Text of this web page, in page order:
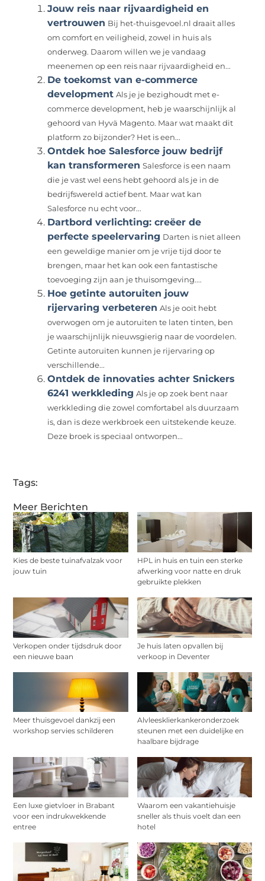
Meer Berichten
Kies de beste tuinafvalzak voor
jouw tuin
HPL in huis en tuin een sterke
afwerking voor natte en druk
gebruikte plekken
Verkopen onder tijdsdruk door
een nieuwe baan
Je huis laten opvallen bij
verkoop in Deventer
Meer thuisgevoel dankzij een
workshop servies schilderen
Alvleesklierkankeronderzoek
steunen met een duidelijke en
haalbare bijdrage
Een luxe gietvloer in Brabant
voor een indrukwekkende
entree
Waarom een vakantiehuisje
sneller als thuis voelt dan een
hotel
Jouw reis naar rijvaardigheid en
vertrouwen Bij het-thuisgevoel.nl draait alles
om comfort en veiligheid, zowel in huis als
onderweg. Daarom willen we je vandaag
meenemen op een reis naar rijvaardigheid en...
De toekomst van e-commerce
development Als je je bezighoudt met e-
commerce development, heb je waarschijnlijk al
gehoord van Hyvä Magento. Maar wat maakt dit
platform zo bijzonder? Het is een...
Ontdek hoe Salesforce jouw bedrijf
kan transformeren Salesforce is een naam
die je vast wel eens hebt gehoord als je in de
bedrijfswereld actief bent. Maar wat kan
Salesforce nu echt voor...
Dartbord verlichting: creëer de
perfecte speelervaring Darten is niet alleen
een geweldige manier om je vrije tijd door te
brengen, maar het kan ook een fantastische
toevoeging zijn aan je thuisomgeving....
Hoe getinte autoruiten jouw
rijervaring verbeteren Als je ooit hebt
overwogen om je autoruiten te laten tinten, ben
je waarschijnlijk nieuwsgierig naar de voordelen.
Getinte autoruiten kunnen je rijervaring op
verschillende...
Ontdek de innovaties achter Snickers
6241 werkkleding Als je op zoek bent naar
werkkleding die zowel comfortabel als duurzaam
is, dan is deze werkbroek een uitstekende keuze.
Deze broek is speciaal ontworpen...
Tags: